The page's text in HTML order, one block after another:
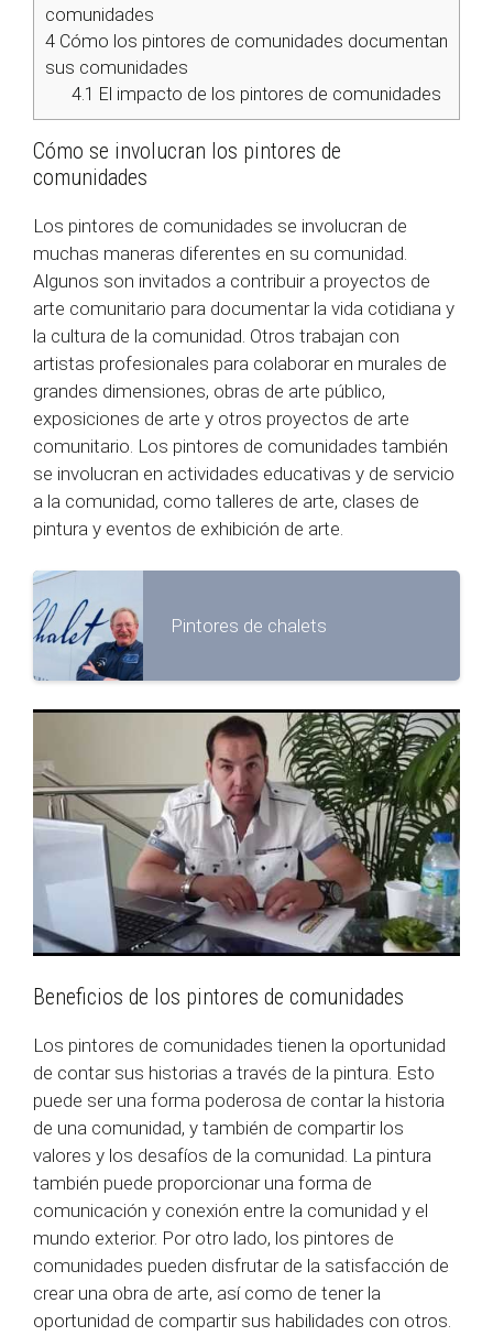
comunidades
4 Cómo los pintores de comunidades documentan
sus comunidades
4.1 El impacto de los pintores de comunidades
Cómo se involucran los pintores de
comunidades
Los pintores de comunidades se involucran de
muchas maneras diferentes en su comunidad.
Algunos son invitados a contribuir a proyectos de
arte comunitario para documentar la vida cotidiana y
la cultura de la comunidad. Otros trabajan con
artistas profesionales para colaborar en murales de
grandes dimensiones, obras de arte público,
exposiciones de arte y otros proyectos de arte
comunitario. Los pintores de comunidades también
se involucran en actividades educativas y de servicio
a la comunidad, como talleres de arte, clases de
pintura y eventos de exhibición de arte.
Pintores de chalets
Beneficios de los pintores de comunidades
Los pintores de comunidades tienen la oportunidad
de contar sus historias a través de la pintura. Esto
puede ser una forma poderosa de contar la historia
de una comunidad, y también de compartir los
valores y los desafíos de la comunidad. La pintura
también puede proporcionar una forma de
comunicación y conexión entre la comunidad y el
mundo exterior. Por otro lado, los pintores de
comunidades pueden disfrutar de la satisfacción de
crear una obra de arte, así como de tener la
oportunidad de compartir sus habilidades con otros.